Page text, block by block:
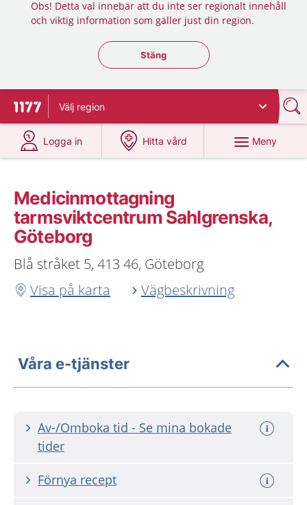
Obs! Detta val innebär att du inte ser regionalt innehåll
och viktig information som gäller just din region.
Stäng regionsväljaren
Stäng
Till startsidan för 1177
Välj region
Logga in
på 1177.se
Hitta vård
på 1177.se
Meny
Medicinmottagning
tarmsviktcentrum Sahlgrenska,
Göteborg
Blå stråket 5, 413 46, Göteborg
Visa på karta
Vägbeskrivning
Våra e-tjänster
Av-/Omboka tid - Se mina bokade
tider
Förnya recept